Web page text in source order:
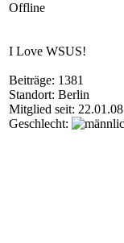
Offline
I Love WSUS!
Beiträge: 1381
Standort: Berlin
Mitglied seit: 22.01.08
Geschlecht: